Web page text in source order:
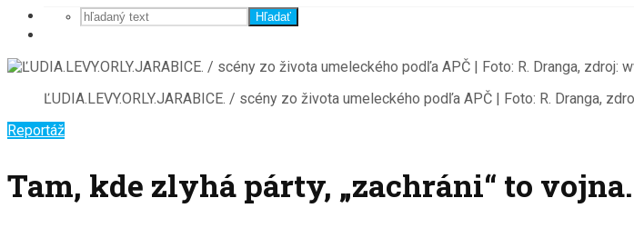
Hľadať
ĽUDIA.LEVY.ORLY.JARABICE. / scény zo života umeleckého podľa APČ | Foto: R. Dranga,
Reportáž
Tam, kde zlyhá párty, „zachráni“ to